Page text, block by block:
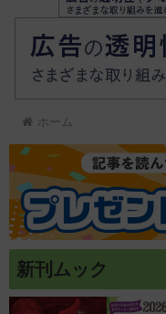
ホーム
新刊ムック